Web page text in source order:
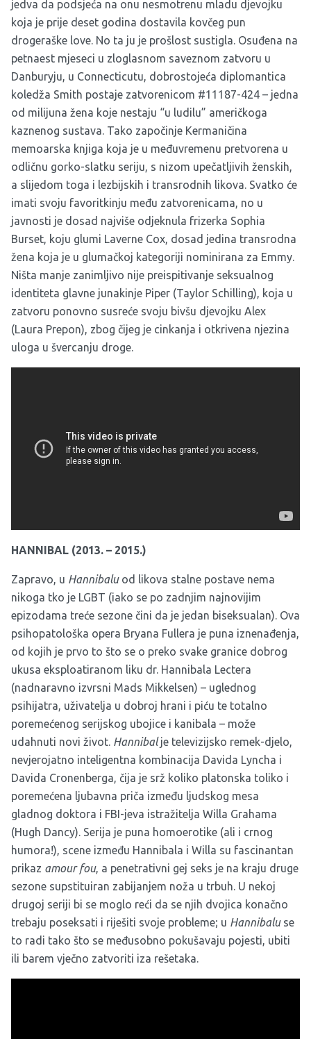
jedva da podsjeća na onu nesmotrenu mladu djevojku
koja je prije deset godina dostavila kovčeg pun
drogeraške love. No ta ju je prošlost sustigla. Osuđena na
petnaest mjeseci u zloglasnom saveznom zatvoru u
Danburyju, u Connecticutu, dobrostojeća diplomantica
koledža Smith postaje zatvorenicom #11187-424 – jedna
od milijuna žena koje nestaju “u ludilu” američkoga
kaznenog sustava. Tako započinje Kermaničina
memoarska knjiga koja je u međuvremenu pretvorena u
odličnu gorko-slatku seriju, s nizom upečatljivih ženskih,
a slijedom toga i lezbijskih i transrodnih likova. Svatko će
imati svoju favoritkinju među zatvorenicama, no u
javnosti je dosad najviše odjeknula frizerka Sophia
Burset, koju glumi Laverne Cox, dosad jedina transrodna
žena koja je u glumačkoj kategoriji nominirana za Emmy.
Ništa manje zanimljivo nije preispitivanje seksualnog
identiteta glavne junakinje Piper (Taylor Schilling), koja u
zatvoru ponovno susreće svoju bivšu djevojku Alex
(Laura Prepon), zbog čijeg je cinkanja i otkrivena njezina
uloga u švercanju droge.
HANNIBAL (2013. – 2015.)
Zapravo, u Hannibaluod likova stalne postave nema
nikoga tko je LGBT (iako se po zadnjim najnovijim
epizodama treće sezone čini da je jedan biseksualan). Ova
psihopatološka opera Bryana Fullera je puna iznenađenja,
od kojih je prvo to što se o preko svake granice dobrog
ukusa eksploatiranom liku dr. Hannibala Lectera
(nadnaravno izvrsni Mads Mikkelsen) – uglednog
psihijatra, uživatelja u dobroj hrani i piću te totalno
poremećenog serijskog ubojice i kanibala – može
udahnuti novi život. Hannibalje televizijsko remek-djelo,
nevjerojatno inteligentna kombinacija Davida Lyncha i
Davida Cronenberga, čija je srž koliko platonska toliko i
poremećena ljubavna priča između ljudskog mesa
gladnog doktora i FBI-jeva istražitelja Willa Grahama
(Hugh Dancy). Serija je puna homoerotike (ali i crnog
humora!), scene između Hannibala i Willa su fascinantan
prikaz amour fou, a penetrativni gej seks je na kraju druge
sezone supstituiran zabijanjem noža u trbuh. U nekoj
drugoj seriji bi se moglo reći da se njih dvojica konačno
trebaju poseksati i riješiti svoje probleme; u Hannibaluse
to radi tako što se međusobno pokušavaju pojesti, ubiti
ili barem vječno zatvoriti iza rešetaka.